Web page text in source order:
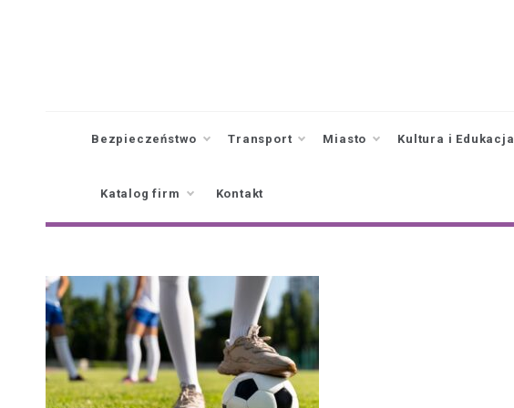
Bezpieczeństwo Transport Miasto Kultura i Edukacja
Katalog firm Kontakt